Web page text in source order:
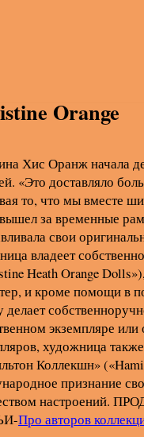
Orange
Хис Оранж начала
«Это доставляло
то, что мы вместе
за временные
свои
владеет
Heath Orange
и кроме помощи в
делает
экземпляре
художница
Коллекшн»
признание
настроений.
Про авторов